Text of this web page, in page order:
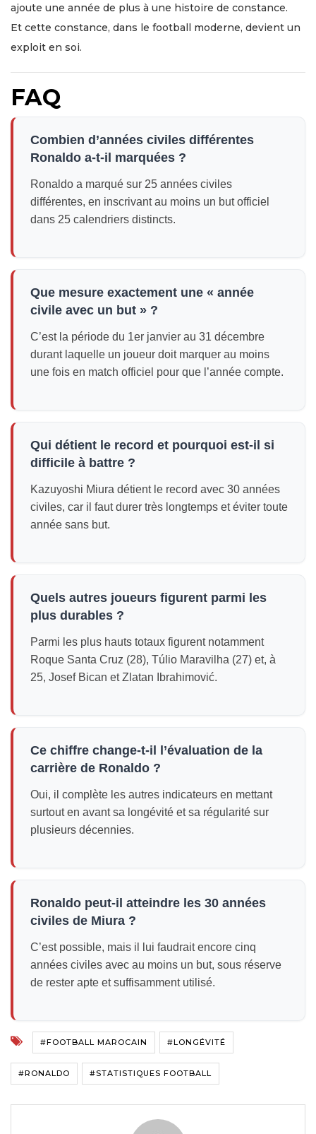
ajoute une année de plus à une histoire de constance.
Et cette constance, dans le football moderne, devient un
exploit en soi.
FAQ
Combien d’années civiles différentes
Ronaldo a-t-il marquées ?
Ronaldo a marqué sur 25 années civiles
différentes, en inscrivant au moins un but officiel
dans 25 calendriers distincts.
Que mesure exactement une « année
civile avec un but » ?
C’est la période du 1er janvier au 31 décembre
durant laquelle un joueur doit marquer au moins
une fois en match officiel pour que l’année compte.
Qui détient le record et pourquoi est-il si
difficile à battre ?
Kazuyoshi Miura détient le record avec 30 années
civiles, car il faut durer très longtemps et éviter toute
année sans but.
Quels autres joueurs figurent parmi les
plus durables ?
Parmi les plus hauts totaux figurent notamment
Roque Santa Cruz (28), Túlio Maravilha (27) et, à
25, Josef Bican et Zlatan Ibrahimović.
Ce chiffre change-t-il l’évaluation de la
carrière de Ronaldo ?
Oui, il complète les autres indicateurs en mettant
surtout en avant sa longévité et sa régularité sur
plusieurs décennies.
Ronaldo peut-il atteindre les 30 années
civiles de Miura ?
C’est possible, mais il lui faudrait encore cinq
années civiles avec au moins un but, sous réserve
de rester apte et suffisamment utilisé.
#FOOTBALL MAROCAIN #LONGÉVITÉ
#RONALDO #STATISTIQUES FOOTBALL